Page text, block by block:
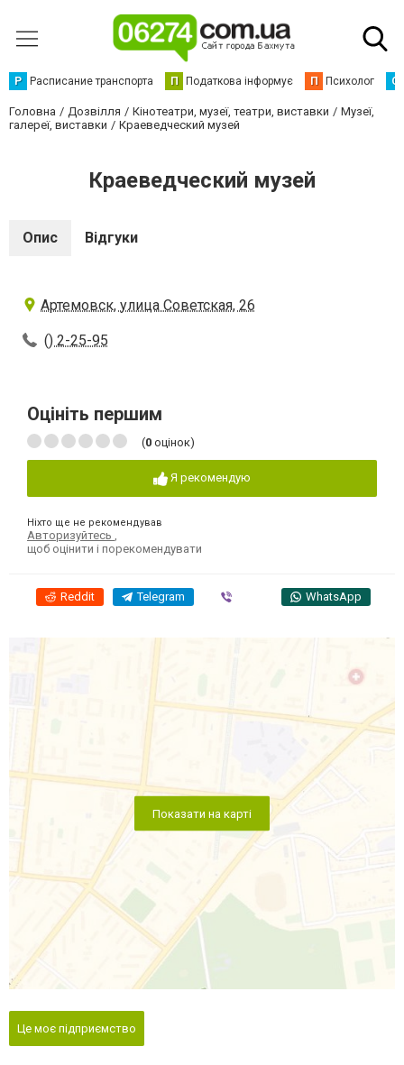
Р Расписание транспорта П Податкова інформує П Психолог С
Головна Дозвілля Кінотеатри, музеї, театри, виставки
Музеї,
галереї, виставки
Краеведческий музей
Краеведческий музей
Опис Відгуки
Артемовск, улица Советская, 26
() 2-25-95
Оцініть першим
(0 оцінок)
Я рекомендую
Ніхто ще не рекомендував
Авторизуйтесь
щоб оцінити і порекомендувати
Reddit Telegram WhatsApp
Показати на карті
Це моє підприємство